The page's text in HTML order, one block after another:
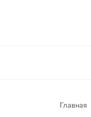
Главная